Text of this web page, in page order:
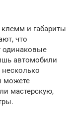
и габариты
что
одинаковые
автомобили
можете
мастерскую,